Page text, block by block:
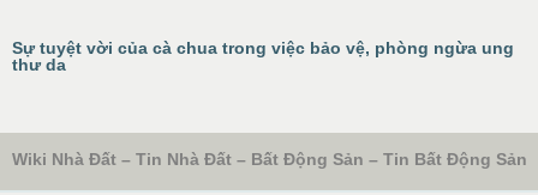
Sự tuyệt vời của cà chua trong việc bảo vệ, phòng ngừa ung
thư da
Wiki Nhà Đất – Tin Nhà Đất – Bất Động Sản – Tin Bất Động Sản